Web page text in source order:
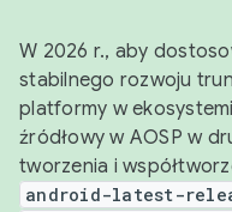
W 2026 r., aby
stabilnego rozwoju
platformy w
źródłowy w AOSP w
tworzenia i
android-latest-